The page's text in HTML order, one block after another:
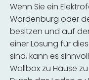
Wenn Sie ein
Wardenburg oder
besitzen und auf
einer Lösung für
sind, kann es
Wallbox zu Hause